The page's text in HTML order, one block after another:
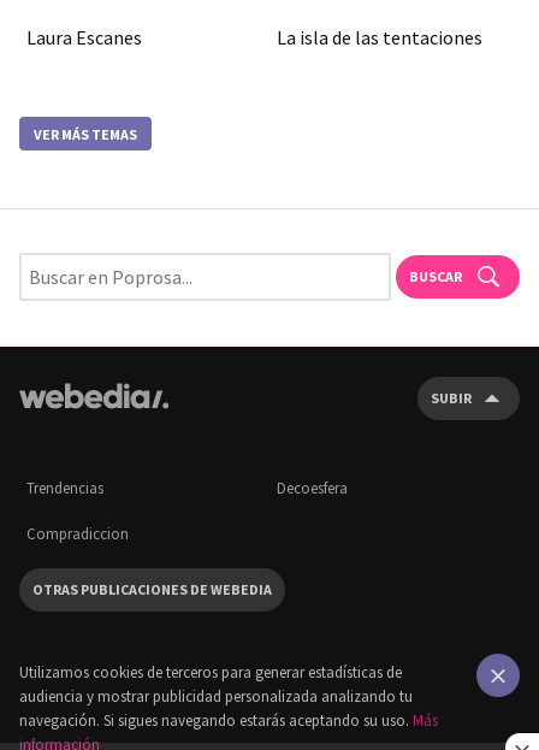
Laura Escanes La isla de las tentaciones
VER MÁS TEMAS
BUSCAR
SUBIR
Trendencias Decoesfera
Compradiccion
OTRAS PUBLICACIONES DE WEBEDIA
Utilizamos cookies de terceros para generar estadísticas de
audiencia y mostrar publicidad personalizada analizando tu
navegación. Si sigues navegando estarás aceptando su uso. Más
información